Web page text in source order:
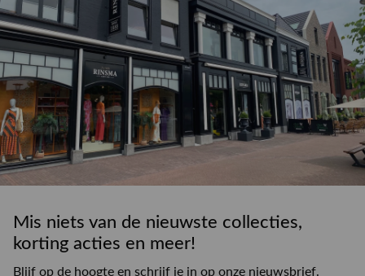
Mis niets van de nieuwste collecties,
korting acties en meer!
Blijf op de hoogte en schrijf je in op onze nieuwsbrief.